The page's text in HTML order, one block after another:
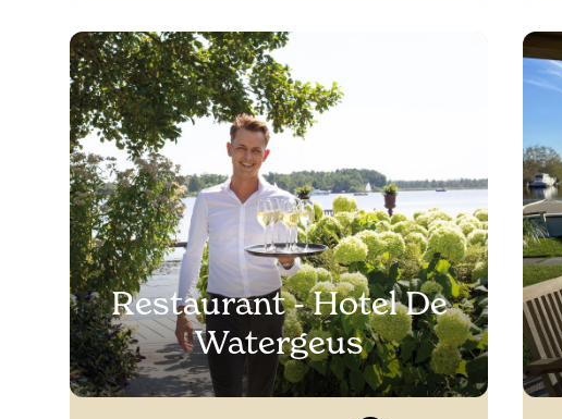
Restaurant - Hotel De
Watergeus